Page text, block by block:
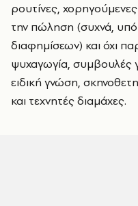
ρουτίνες,
την πώληση (συχνά,
διαφημίσεων) και όχι
ψυχαγωγία, συμβουλές
ειδική γνώση,
και τεχνητές διαμάχες.